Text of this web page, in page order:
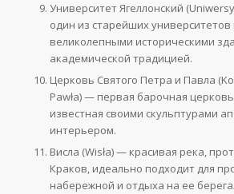
Университет Ягеллонский
один из старейших университетов
великолепными историческими
академической традицией.
Церковь Святого Петра и Павла
Pawła) — первая барочная
известная своими скульптурами
интерьером.
Висла (Wisła) — красивая река,
Краков, идеально подходит для
набережной и отдыха на ее